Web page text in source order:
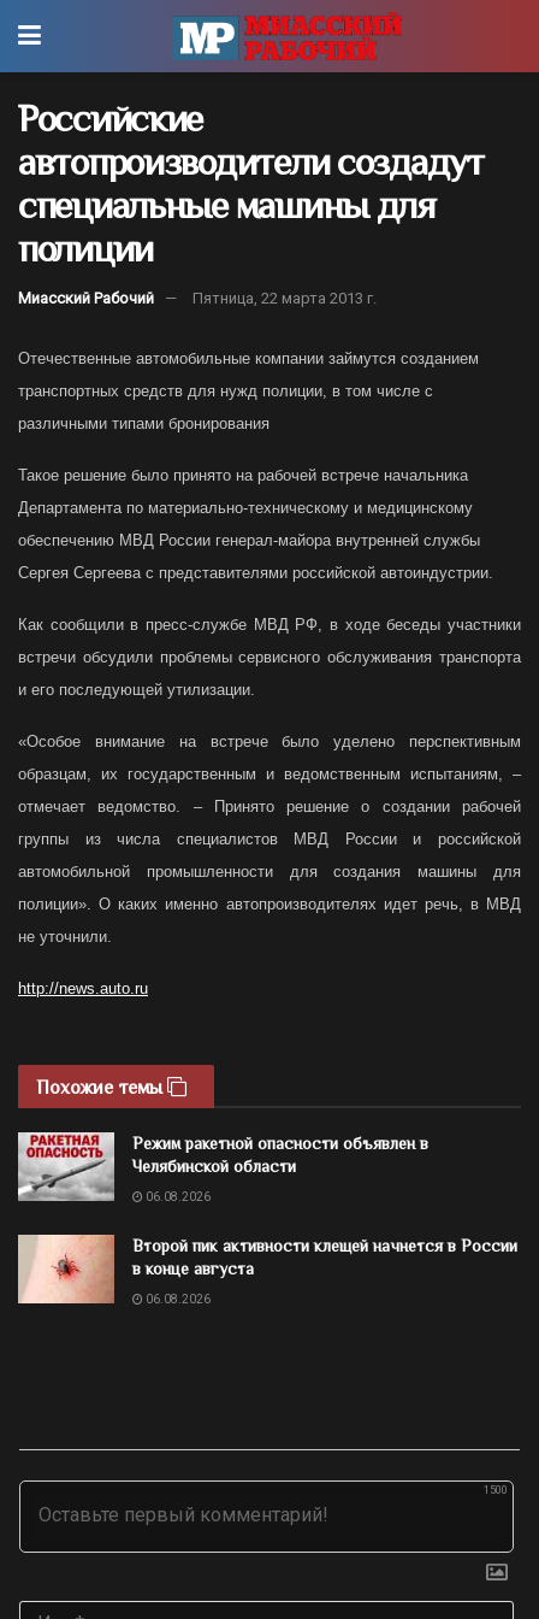
Российские
автопроизводители создадут
специальные машины для
полиции
Миасский Рабочий Пятница, 22 марта 2013 г.
Отечественные автомобильные компании займутся созданием
транспортных средств для нужд полиции, в том числе с
различными типами бронирования
Такое решение было принято на рабочей встрече начальника
Департамента по материально-техническому и медицинскому
обеспечению МВД России генерал-майора внутренней службы
Сергея Сергеева с представителями российской автоиндустрии.
Как сообщили в пресс-службе МВД РФ, в ходе беседы участники
встречи обсудили проблемы сервисного обслуживания транспорта
и его последующей утилизации.
«Особое внимание на встрече было уделено перспективным
образцам, их государственным и ведомственным испытаниям, –
отмечает ведомство. – Принято решение о создании рабочей
группы из числа специалистов МВД России и российской
автомобильной промышленности для создания машины для
полиции». О каких именно автопроизводителях идет речь, в МВД
не уточнили.
http://news.auto.ru
Похожие темы
Режим ракетной опасности объявлен в
Челябинской области
06.08.2026
Второй пик активности клещей начнется в России
в конце августа
06.08.2026
1500